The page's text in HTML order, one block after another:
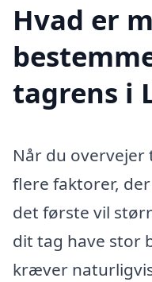
Hvad er
tagrens i
Når du
flere faktorer,
det første vil
dit tag have stor
kræver